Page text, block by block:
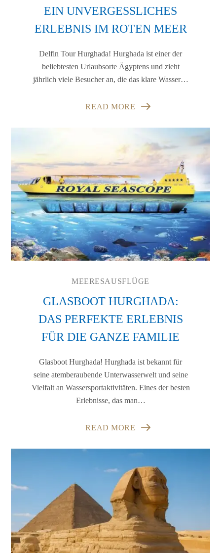
EIN UNVERGESSLICHES
ERLEBNIS IM ROTEN MEER
Delfin Tour Hurghada! Hurghada ist einer der
beliebtesten Urlaubsorte Ägyptens und zieht
jährlich viele Besucher an, die das klare Wasser…
READ MORE
MEERESAUSFLÜGE
GLASBOOT HURGHADA:
DAS PERFEKTE ERLEBNIS
FÜR DIE GANZE FAMILIE
Glasboot Hurghada! Hurghada ist bekannt für
seine atemberaubende Unterwasserwelt und seine
Vielfalt an Wassersportaktivitäten. Eines der besten
Erlebnisse, das man…
READ MORE